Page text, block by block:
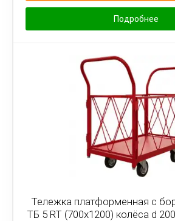
Подробнее
Тележка платформенная с
ТБ 5 RT (700x1200) колёса d